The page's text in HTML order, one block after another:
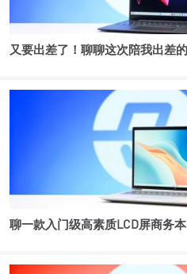
又要出差了！聊聊这次陪我出差
聊一款入门级高素质LCD屏商务本